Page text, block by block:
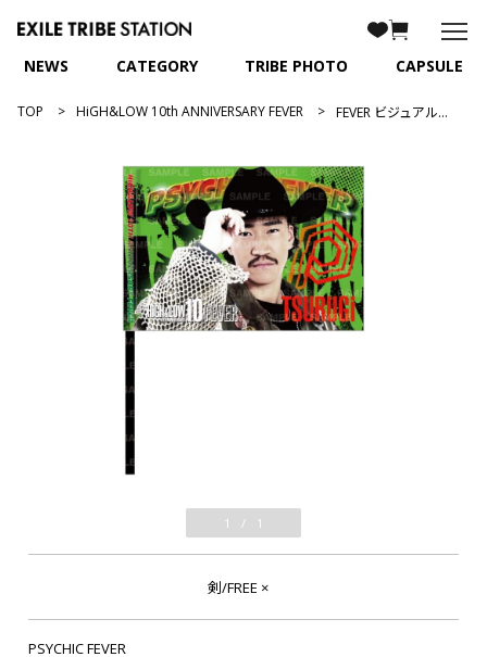
NEWS CATEGORY TRIBE PHOTO CAPSULE
TOP HiGH&LOW 10th ANNIVERSARY FEVER FEVER ビジュアルフラッグ/剣
1 / 1
剣/FREE ×
PSYCHIC FEVER